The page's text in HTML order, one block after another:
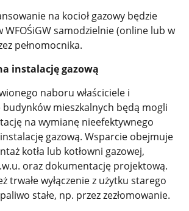
na kocioł gazowy będzie
WFOŚiGW samodzielnie (online lub w
pełnomocnika.
instalację gazową
naboru właściciele i
budynków mieszkalnych będą mogli
na wymianę nieefektywnego
instalację gazową. Wsparcie obejmuje
kotła lub kotłowni gazowej,
oraz dokumentację projektową.
trwałe wyłączenie z użytku starego
stałe, np. przez zezłomowanie.